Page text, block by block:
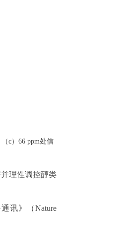
c）66 ppm处信
理性调控醇类
通讯》（Nature